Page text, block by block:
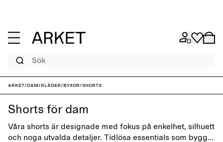
ARKET/Dam/Kläder/Byxor/Shorts
Shorts för dam
Våra shorts är designade med fokus på enkelhet, silhuett
och noga utvalda detaljer. Tidlösa essentials som bygger